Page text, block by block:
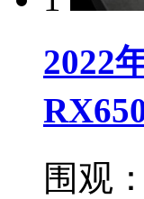
2022
围观